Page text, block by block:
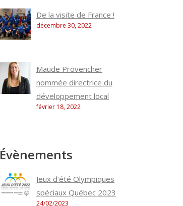
De la visite de France !
décembre 30, 2022
Maude Provencher
nommée directrice du
développement local
février 18, 2022
Évènements
Jeux d’été Olympiques
spéciaux Québec 2023
24/02/2023